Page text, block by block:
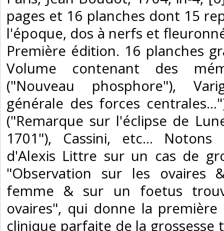
pages et 16 planches dont 15
l'époque, dos à nerfs et
Première édition. 16 planches
Volume contenant des
("Nouveau phosphore"),
générale des forces
("Remarque sur l'éclipse de
1701"), Cassini, etc... Notons
d'Alexis Littre sur un cas de
"Observation sur les ovaires
femme & sur un foetus
ovaires", qui donne la
clinique parfaite de la grossesse